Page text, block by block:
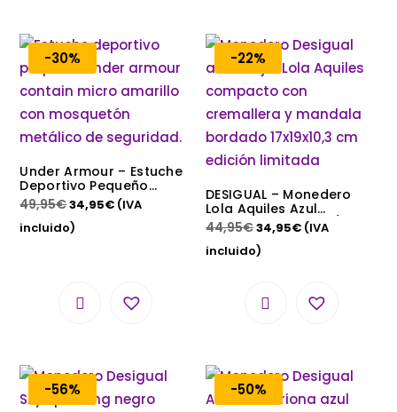
-30%
Under Armour – Estuche
Deportivo Pequeño
Under Armour Contain
Micro
49,95€34,95€ (IVA
incluido)
-22%
DESIGUAL – Monedero
Lola Aquiles Azul
Desigual 21WAYP05/5000
17×19×10,3 cm
44,95€34,95€ (IVA
incluido)
-56% -50%